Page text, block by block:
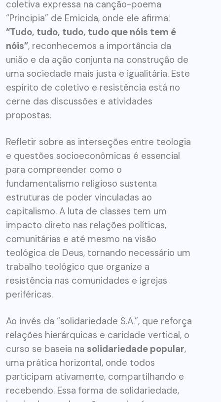
coletiva expressa na canção-poema
“Principia” de Emicida, onde ele afirma:
“Tudo, tudo, tudo, tudo que nóis tem é
nóis”, reconhecemos a importância da
união e da ação conjunta na construção de
uma sociedade mais justa e igualitária. Este
espírito de coletivo e resistência está no
cerne das discussões e atividades
propostas.
Refletir sobre as interseções entre teologia
e questões socioeconômicas é essencial
para compreender como o
fundamentalismo religioso sustenta
estruturas de poder vinculadas ao
capitalismo. A luta de classes tem um
impacto direto nas relações políticas,
comunitárias e até mesmo na visão
teológica de Deus, tornando necessário um
trabalho teológico que organize a
resistência nas comunidades e igrejas
periféricas.
Ao invés da “solidariedade S.A.”, que reforça
relações hierárquicas e caridade vertical, o
curso se baseia na solidariedade popular,
uma prática horizontal, onde todos
participam ativamente, compartilhando e
recebendo. Essa forma de solidariedade,